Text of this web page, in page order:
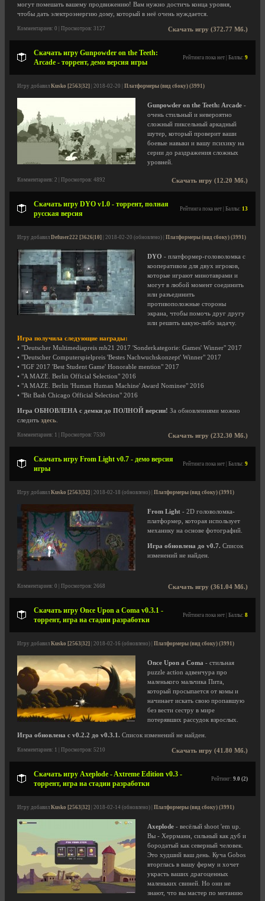
могут помешать вашему продвижению! Вам нужно достичь конца уровня,
чтобы дать электроэнергию дому, который в неё очень нуждается.
Скачать игру (372.77 Мб.)
Комментариев: 0 | Просмотров: 3127
Скачать игру Gunpowder on the Teeth:
Arcade - торрент, демо версия игры
Рейтинга пока нет | Баллы: 9
Игру добавил Kusko [2563|32] | 2018-02-20 | Платформеры (вид сбоку) (3991)
Gunpowder on the Teeth: Arcade -
очень стильный и невероятно
сложный пиксельный аркадный
шутер, который проверит ваши
боевые навыки и вашу психику на
серии до раздражения сложных
уровней.
Скачать игру (12.20 Мб.)
Комментариев: 2 | Просмотров: 4892
Скачать игру DYO v1.0 - торрент, полная
русская версия
Рейтинга пока нет | Баллы: 13
Игру добавил Defuser222 [3626|10] | 2018-02-20 (обновлено) | Платформеры (вид сбоку) (3991)
DYO - платформер-головоломка с
кооперативом для двух игроков,
которые играют минотаврами и
могут в любой момент соединить
или разъединить
противоположные стороны
экрана, чтобы помочь друг другу
или решить какую-либо задачу.
Игра получила следующие награды:
• "Deutscher Multimediapreis mb21 2017 'Sonderkategorie: Games' Winner" 2017
• "Deutscher Computerspielpreis 'Bestes Nachwuchskonzept' Winner" 2017
• "IGF 2017 'Best Student Game' Honorable mention" 2017
• "A MAZE. Berlin Official Selection" 2016
• "A MAZE. Berlin 'Human Human Machine' Award Nominee" 2016
• "Bit Bash Chicago Official Selection" 2016
Игра ОБНОВЛЕНА с демки до ПОЛНОЙ версии! За обновлениями можно
следить здесь
Скачать игру (232.30 Мб.)
Комментариев: 1 | Просмотров: 7530
Скачать игру From Light v0.7 - демо версия
игры
Рейтинга пока нет | Баллы: 9
Игру добавил Kusko [2563|32] | 2018-02-18 (обновлено) | Платформеры (вид сбоку) (3991)
From Light - 2D головоломка-
платформер, которая использует
механику на основе фотографий.
Игра обновлена до v0.7. Список
изменений не найден.
Скачать игру (361.04 Мб.)
Комментариев: 0 | Просмотров: 2668
Скачать игру Once Upon a Coma v0.3.1 -
торрент, игра на стадии разработки
Рейтинга пока нет | Баллы: 8
Игру добавил Kusko [2563|32] | 2018-02-16 (обновлено) | Платформеры (вид сбоку) (3991)
Once Upon a Coma - стильная
puzzle action адвенчура про
маленького мальчика Пита,
который просыпается от комы и
начинает искать свою пропавшую
без вести сестру в мире
потерявших рассудок взрослых.
Игра обновлена с v0.2.2 до v0.3.1. Список изменений не найден.
Скачать игру (41.80 Мб.)
Комментариев: 1 | Просмотров: 5210
Скачать игру Axeplode - Axtreme Edition v0.3 -
торрент, игра на стадии разработки
Рейтинг: 9.0 (2)
Игру добавил Kusko [2563|32] | 2018-02-14 (обновлено) | Платформеры (вид сбоку) (3991)
Axeplode - весёлый shoot 'em up.
Вы - Херрманн, сильный как дуб и
бородатый как северный человек.
Это худший ваш день. Куча Gobos
вторглась в вашу ферму и хочет
украсть ваших драгоценных
маленьких свиней. Но они не
знают, что вы мастер по метанию